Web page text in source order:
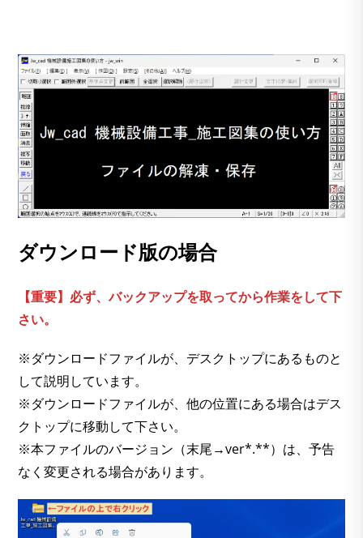
ダウンロード版の場合
【重要】必ず、バックアップを取ってから作業をして下
さい。
※ダウンロードファイルが、デスクトップにあるものと
して説明しています。
※ダウンロードファイルが、他の位置にある場合はデス
クトップに移動して下さい。
※本ファイルのバージョン（末尾→ver*.**）は、予告
なく変更される場合があります。